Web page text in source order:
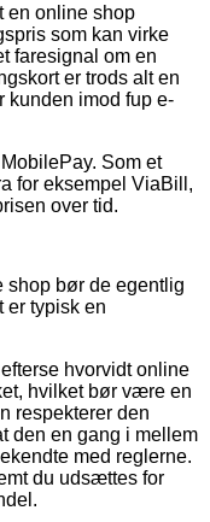
en online shop
som kan virke
faresignal om en
er trods alt en
kunden imod fup e-
Som et
for eksempel ViaBill,
over tid.
shop bør de egentlig
er typisk en
hvorvidt online
hvilket bør være en
respekterer den
den en gang i mellem
med reglerne.
du udsættes for